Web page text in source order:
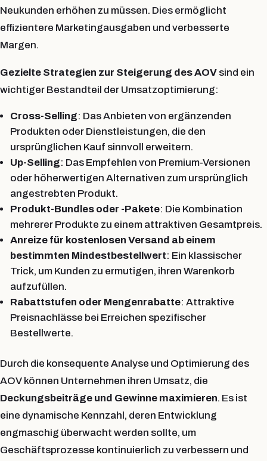
Neukunden erhöhen zu müssen. Dies ermöglicht
effizientere Marketingausgaben und verbesserte
Margen.
Gezielte Strategien zur Steigerung des AOV sind ein
wichtiger Bestandteil der Umsatzoptimierung:
Cross-Selling: Das Anbieten von ergänzenden
Produkten oder Dienstleistungen, die den
ursprünglichen Kauf sinnvoll erweitern.
Up-Selling: Das Empfehlen von Premium-Versionen
oder höherwertigen Alternativen zum ursprünglich
angestrebten Produkt.
Produkt-Bundles oder -Pakete: Die Kombination
mehrerer Produkte zu einem attraktiven Gesamtpreis.
Anreize für kostenlosen Versand ab einem
bestimmten Mindestbestellwert: Ein klassischer
Trick, um Kunden zu ermutigen, ihren Warenkorb
aufzufüllen.
Rabattstufen oder Mengenrabatte: Attraktive
Preisnachlässe bei Erreichen spezifischer
Bestellwerte.
Durch die konsequente Analyse und Optimierung des
AOV können Unternehmen ihren Umsatz, die
Deckungsbeiträge und Gewinne maximieren. Es ist
eine dynamische Kennzahl, deren Entwicklung
engmaschig überwacht werden sollte, um
Geschäftsprozesse kontinuierlich zu verbessern und